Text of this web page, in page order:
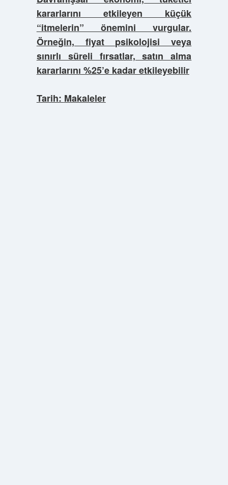
kararlarını etkileyen küçük
“itmelerin” önemini vurgular.
Örneğin, fiyat psikolojisi veya
sınırlı süreli fırsatlar, satın alma
kararlarını %25’e kadar etkileyebilir
Tarih: Makaleler